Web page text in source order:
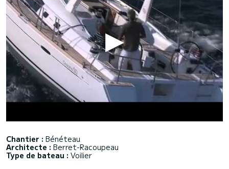
Chantier : Bénéteau
Architecte : Berret-Racoupeau
Type de bateau : Voilier